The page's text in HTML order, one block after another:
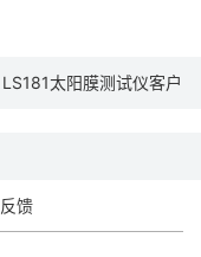
LS181太阳膜测试仪客户
馈